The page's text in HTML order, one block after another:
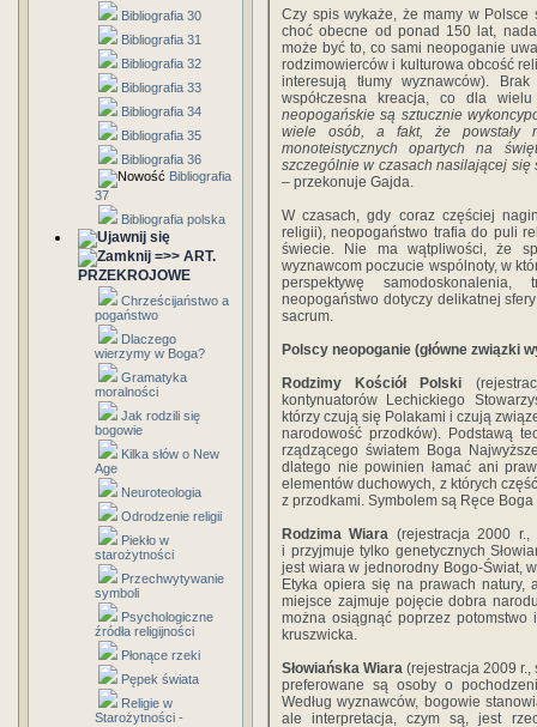
Bibliografia 30
Bibliografia 31
Bibliografia 32
Bibliografia 33
Bibliografia 34
Bibliografia 35
Bibliografia 36
Bibliografia
37
Bibliografia polska
=>> ART.
PRZEKROJOWE
Chrześcijaństwo a
pogaństwo
Dlaczego
wierzymy w Boga?
Gramatyka
moralności
Jak rodzili się
bogowie
Kilka słów o New
Age
Neuroteologia
Odrodzenie religii
Piekło w
starożytności
Przechwytywanie
symboli
Psychologiczne
źródła religijności
Płonące rzeki
Pępek świata
Religie w
Starożytności -
Czy spis wykaże, że mamy w
choć obecne od ponad 150 lat,
może być to, co sami neopoganie
rodzimowierców i kulturowa obcość
interesują tłumy wyznawców).
współczesna kreacja, co dla
neopogańskie są sztucznie
wiele osób, a fakt, że powstały
monoteistycznych opartych na
szczególnie w czasach nasilającej się
– przekonuje Gajda.
W czasach, gdy coraz częściej
religii), neopogaństwo trafia do puli
świecie. Nie ma wątpliwości, że
wyznawcom poczucie wspólnoty, w
perspektywę
neopogaństwo dotyczy delikatnej
sacrum.
Polscy neopoganie (główne związki
Rodzimy Kościół Polski
kontynuatorów Lechickiego
którzy czują się Polakami i czują
narodowość przodków). Podstawą
rządzącego światem Boga
dlatego nie powinien łamać ani
elementów duchowych, z których
z przodkami. Symbolem są Ręce
Rodzima Wiara (rejestracja 2000 r.,
i przyjmuje tylko genetycznych
jest wiara w jednorodny Bogo-Świat,
Etyka opiera się na prawach natury,
miejsce zajmuje pojęcie dobra
można osiągnąć poprzez potomstwo
kruszwicka.
Słowiańska Wiara (rejestracja 2009 r.,
preferowane są osoby o
Według wyznawców, bogowie
ale interpretacja, czym są, jest